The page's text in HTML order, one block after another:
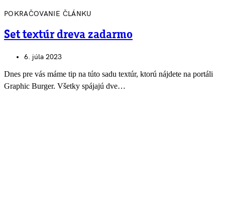
POKRAČOVANIE ČLÁNKU
Set textúr dreva zadarmo
6. júla 2023
Dnes pre vás máme tip na túto sadu textúr, ktorú nájdete na portáli
Graphic Burger. Všetky spájajú dve…